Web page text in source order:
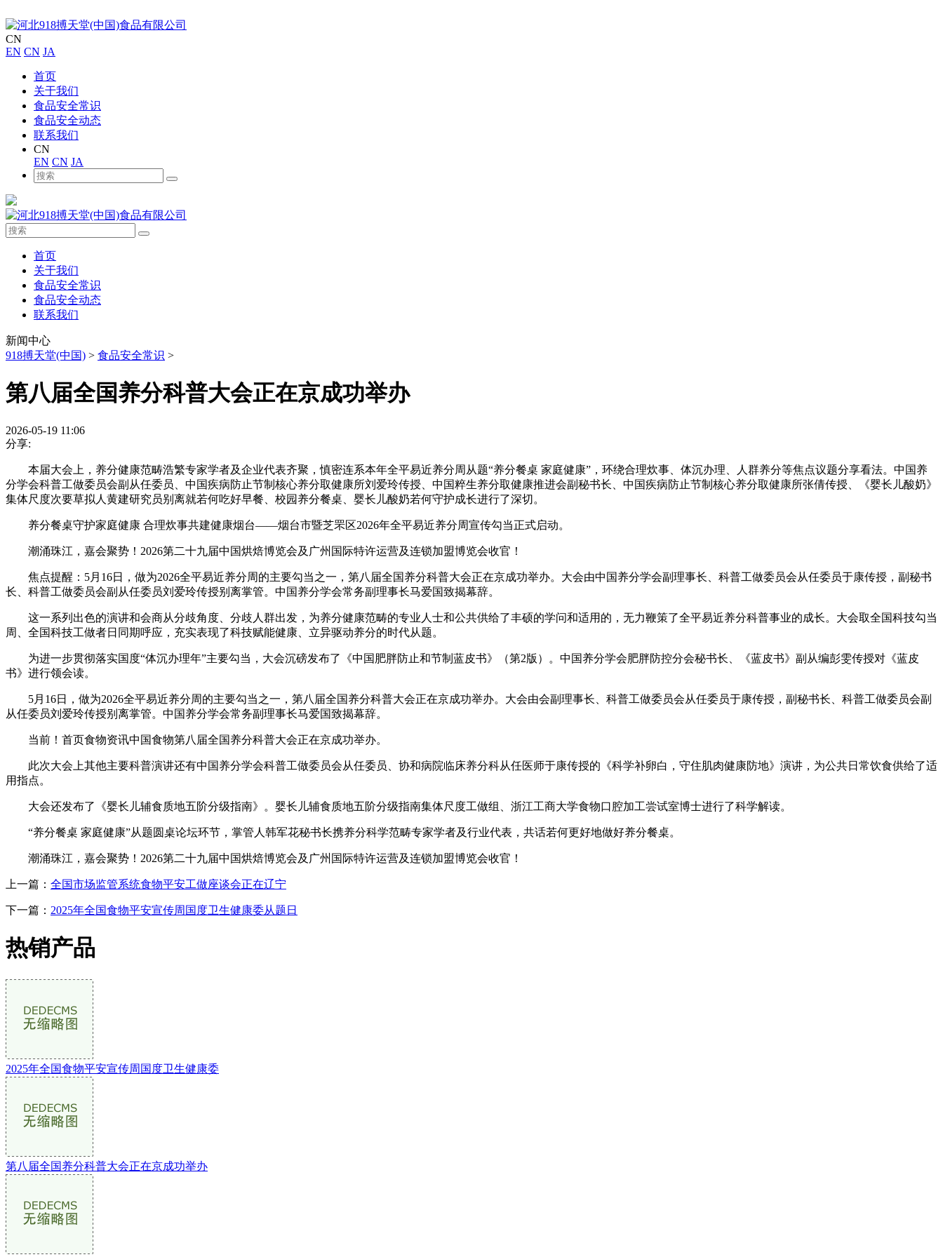
CN
EN CN JA
首页
关于我们
食品安全常识
食品安全动态
联系我们
CN
EN CN JA
首页
关于我们
食品安全常识
食品安全动态
联系我们
新闻中心
918搏天堂(中国) > 食品安全常识 >
第八届全国养分科普大会正在京成功举办
2026-05-19 11:06
分享:
本届大会上，养分健康范畴浩繁专家学者及企业代表齐聚，慎密连系本年全平易近养分周从题“养分餐桌 家庭健康”，环绕合理炊事、体沉办理、人群养分等焦点议题分享看法。中国养
分学会科普工做委员会副从任委员、中国疾病防止节制核心养分取健康所刘爱玲传授、中国粹生养分取健康推进会副秘书长、中国疾病防止节制核心养分取健康所张倩传授、《婴长儿酸奶》
集体尺度次要草拟人黄建研究员别离就若何吃好早餐、校园养分餐桌、婴长儿酸奶若何守护成长进行了深切。
养分餐桌守护家庭健康 合理炊事共建健康烟台——烟台市暨芝罘区2026年全平易近养分周宣传勾当正式启动。
潮涌珠江，嘉会聚势！2026第二十九届中国烘焙博览会及广州国际特许运营及连锁加盟博览会收官！
焦点提醒：5月16日，做为2026全平易近养分周的主要勾当之一，第八届全国养分科普大会正在京成功举办。大会由中国养分学会副理事长、科普工做委员会从任委员于康传授，副秘书
长、科普工做委员会副从任委员刘爱玲传授别离掌管。中国养分学会常务副理事长马爱国致揭幕辞。
这一系列出色的演讲和会商从分歧角度、分歧人群出发，为养分健康范畴的专业人士和公共供给了丰硕的学问和适用的，无力鞭策了全平易近养分科普事业的成长。大会取全国科技勾当
周、全国科技工做者日同期呼应，充实表现了科技赋能健康、立异驱动养分的时代从题。
为进一步贯彻落实国度“体沉办理年”主要勾当，大会沉磅发布了《中国肥胖防止和节制蓝皮书》（第2版）。中国养分学会肥胖防控分会秘书长、《蓝皮书》副从编彭雯传授对《蓝皮
书》进行领会读。
5月16日，做为2026全平易近养分周的主要勾当之一，第八届全国养分科普大会正在京成功举办。大会由会副理事长、科普工做委员会从任委员于康传授，副秘书长、科普工做委员会副
从任委员刘爱玲传授别离掌管。中国养分学会常务副理事长马爱国致揭幕辞。
当前！首页食物资讯中国食物第八届全国养分科普大会正在京成功举办。
此次大会上其他主要科普演讲还有中国养分学会科普工做委员会从任委员、协和病院临床养分科从任医师于康传授的《科学补卵白，守住肌肉健康防地》演讲，为公共日常饮食供给了适
用指点。
大会还发布了《婴长儿辅食质地五阶分级指南》。婴长儿辅食质地五阶分级指南集体尺度工做组、浙江工商大学食物口腔加工尝试室博士进行了科学解读。
“养分餐桌 家庭健康”从题圆桌论坛环节，掌管人韩军花秘书长携养分科学范畴专家学者及行业代表，共话若何更好地做好养分餐桌。
潮涌珠江，嘉会聚势！2026第二十九届中国烘焙博览会及广州国际特许运营及连锁加盟博览会收官！
上一篇： 全国市场监管系统食物平安工做座谈会正在辽宁
下一篇： 2025年全国食物平安宣传周国度卫生健康委从题日
热销产品
2025年全国食物平安宣传周国度卫生健康委
第八届全国养分科普大会正在京成功举办